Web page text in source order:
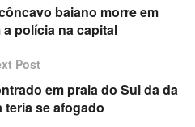
baiano morre em
polícia na capital
Post
em praia do Sul da da
teria se afogado